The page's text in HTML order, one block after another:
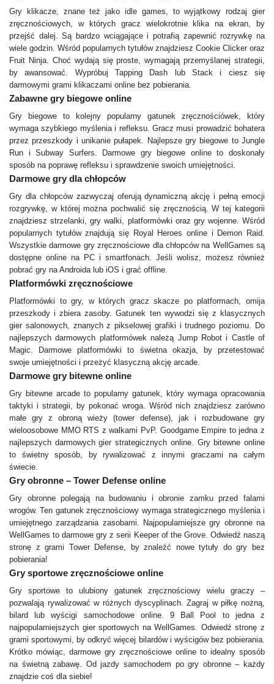
Gry klikacze, znane też jako idle games, to wyjątkowy rodzaj gier
zręcznościowych, w których gracz wielokrotnie klika na ekran, by
przejść dalej. Są bardzo wciągające i potrafią zapewnić rozrywkę na
wiele godzin. Wśród popularnych tytułów znajdziesz Cookie Clicker oraz
Fruit Ninja. Choć wydają się proste, wymagają przemyślanej strategii,
by awansować. Wypróbuj Tapping Dash lub Stack i ciesz się
darmowymi grami klikaczami online bez pobierania.
Zabawne gry biegowe online
Gry biegowe to kolejny popularny gatunek zręcznościówek, który
wymaga szybkiego myślenia i refleksu. Gracz musi prowadzić bohatera
przez przeszkody i unikanie pułapek. Najlepsze gry biegowe to Jungle
Run i Subway Surfers. Darmowe gry biegowe online to doskonały
sposób na poprawę refleksu i sprawdzenie swoich umiejętności.
Darmowe gry dla chłopców
Gry dla chłopców zazwyczaj oferują dynamiczną akcję i pełną emocji
rozgrywkę, w której można pochwalić się zręcznością. W tej kategorii
znajdziesz strzelanki, gry walki, platformówki oraz gry wojenne. Wśród
popularnych tytułów znajdują się Royal Heroes online i Demon Raid.
Wszystkie darmowe gry zręcznościowe dla chłopców na WellGames są
dostępne online na PC i smartfonach. Jeśli wolisz, możesz również
pobrać gry na Androida lub iOS i grać offline.
Platformówki zręcznościowe
Platformówki to gry, w których gracz skacze po platformach, omija
przeszkody i zbiera zasoby. Gatunek ten wywodzi się z klasycznych
gier salonowych, znanych z pikselowej grafiki i trudnego poziomu. Do
najlepszych darmowych platformówek należą Jump Robot i Castle of
Magic. Darmowe platformówki to świetna okazja, by przetestować
swoje umiejętności i przeżyć klasyczną akcję arcade.
Darmowe gry bitewne online
Gry bitewne arcade to popularny gatunek, który wymaga opracowania
taktyki i strategii, by pokonać wroga. Wśród nich znajdziesz zarówno
małe gry z obroną wieży (tower defense), jak i rozbudowane gry
wieloosobowe MMO RTS z walkami PvP. Goodgame Empire to jedna z
najlepszych darmowych gier strategicznych online. Gry bitewne online
to świetny sposób, by rywalizować z innymi graczami na całym
świecie.
Gry obronne – Tower Defense online
Gry obronne polegają na budowaniu i obronie zamku przed falami
wrogów. Ten gatunek zręcznościowy wymaga strategicznego myślenia i
umiejętnego zarządzania zasobami. Najpopularniejsze gry obronne na
WellGames to darmowe gry z serii Keeper of the Grove. Odwiedź naszą
stronę z grami Tower Defense, by znaleźć nowe tytuły do gry bez
pobierania!
Gry sportowe zręcznościowe online
Gry sportowe to ulubiony gatunek zręcznościowy wielu graczy –
pozwalają rywalizować w różnych dyscyplinach. Zagraj w piłkę nożną,
bilard lub wyścigi samochodowe online. 9 Ball Pool to jedna z
najpopularniejszych gier sportowych na WellGames. Odwiedź stronę z
grami sportowymi, by odkryć więcej bilardów i wyścigów bez pobierania.
Krótko mówiąc, darmowe gry zręcznościowe online to idealny sposób
na świetną zabawę. Od jazdy samochodem po gry obronne – każdy
znajdzie coś dla siebie!